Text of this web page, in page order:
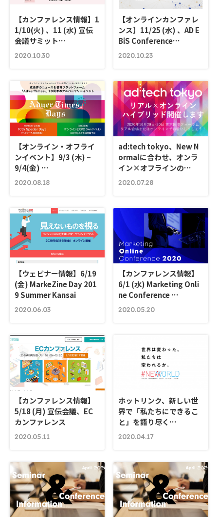
【カンファレンス情報】1
1/10(火) 、11 (水) 宣伝
会議サミット…
2020.10.30
【オンラインカンファレ
ンス】11/25 (水) 、AD E
BiS Conference…
2020.10.23
【オンライン・オフライ
ンイベント】9/3 (木) –
9/4(金) …
2020.08.18
ad:tech tokyo、New N
ormalに合わせ、オンラ
イン×オフラインの…
2020.07.28
【ウェビナー情報】6/19
(金) MarkeZine Day 201
9 Summer Kansai
2020.06.03
【カンファレンス情報】
6/1 (水) Marketing Onli
ne Conference …
2020.05.20
【カンファレンス情報】
5/18 (月) 宣伝会議、EC
カンファレンス
2020.05.11
ホットリンク、新しい世
界で「私たちにできるこ
と」を語り尽く…
2020.04.17